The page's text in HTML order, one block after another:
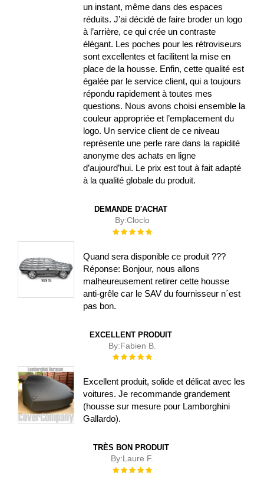
un instant, même dans des espaces
réduits. J’ai décidé de faire broder un logo
à l’arrière, ce qui crée un contraste
élégant. Les poches pour les rétroviseurs
sont excellentes et facilitent la mise en
place de la housse. Enfin, cette qualité est
égalée par le service client, qui a toujours
répondu rapidement à toutes mes
questions. Nous avons choisi ensemble la
couleur appropriée et l’emplacement du
logo. Un service client de ce niveau
représente une perle rare dans la rapidité
anonyme des achats en ligne
d’aujourd’hui. Le prix est tout à fait adapté
à la qualité globale du produit.
DEMANDE D'ACHAT
By:Cloclo
Évaluation :
Quand sera disponible ce produit ???
Réponse: Bonjour, nous allons
malheureusement retirer cette housse
anti-grêle car le SAV du fournisseur n´est
pas bon.
EXCELLENT PRODUIT
By:Fabien B.
Évaluation :
Excellent produit, solide et délicat avec les
voitures. Je recommande grandement
(housse sur mesure pour Lamborghini
Gallardo).
TRÈS BON PRODUIT
By:Laure F.
Évaluation :